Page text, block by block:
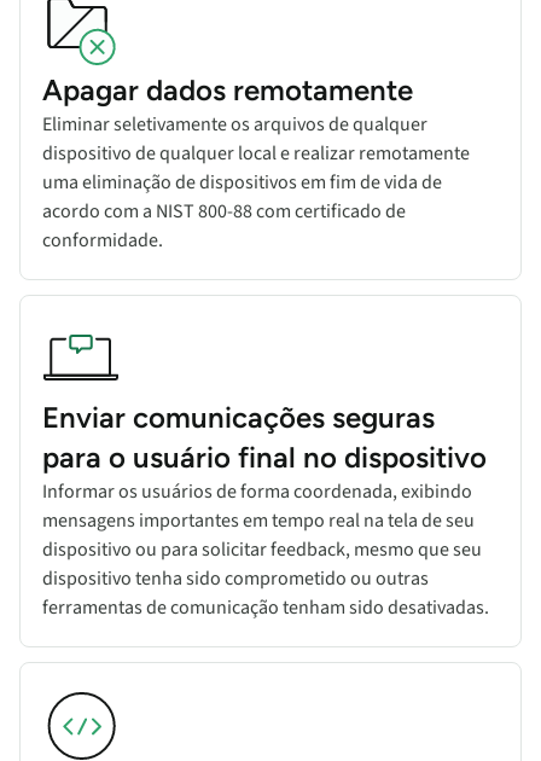
Apagar dados remotamente
Eliminar seletivamente os arquivos de qualquer
dispositivo de qualquer local e realizar remotamente
uma eliminação de dispositivos em fim de vida de
acordo com a NIST 800-88 com certificado de
conformidade.
Enviar comunicações seguras
para o usuário final no dispositivo
Informar os usuários de forma coordenada, exibindo
mensagens importantes em tempo real na tela de seu
dispositivo ou para solicitar feedback, mesmo que seu
dispositivo tenha sido comprometido ou outras
ferramentas de comunicação tenham sido desativadas.